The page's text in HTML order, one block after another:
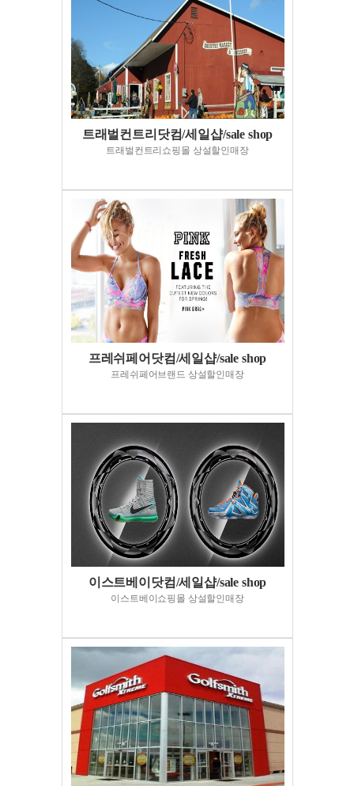
트래벌컨트리닷컴/세일샵/sale shop
트래벌컨트리쇼핑몰 상설할인매장
프레쉬페어닷컴/세일샵/sale shop
프레쉬페어브랜드 상설할인매장
이스트베이닷컴/세일샵/sale shop
이스트베이쇼핑몰 상설할인매장